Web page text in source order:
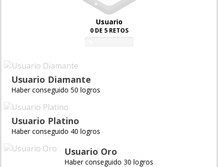
Usuario
0 DE 5 RETOS
Usuario Diamante
Haber conseguido 50 logros
Usuario Platino
Haber conseguido 40 logros
Usuario Oro
Haber conseguido 30 logros